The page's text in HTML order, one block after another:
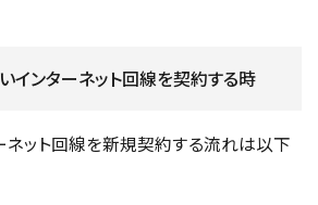
インターネット回線を契約する時
ネット回線を新規契約する流れは以下